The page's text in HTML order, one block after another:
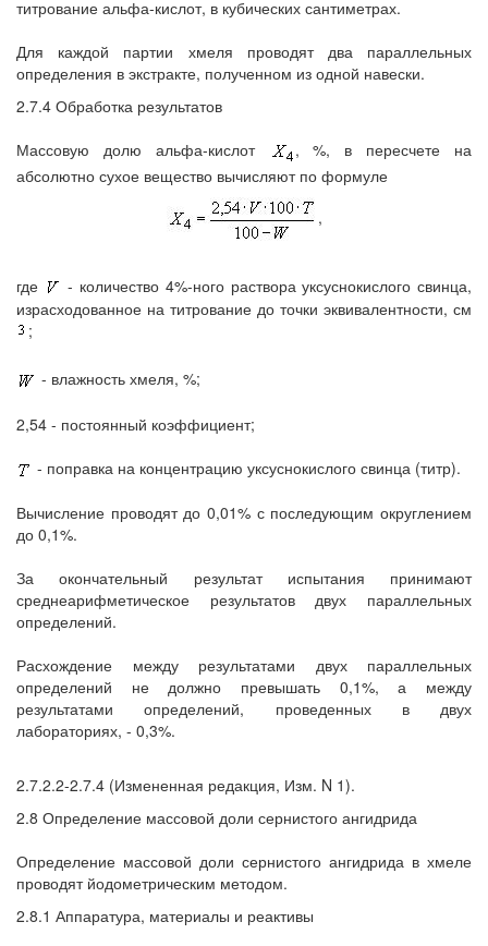
титрование альфа-кислот, в кубических сантиметрах.
Для каждой партии хмеля проводят два параллельных
определения в экстракте, полученном из одной навески.
2.7.4 Обработка результатов
Массовую долю альфа-кислот
, %, в пересчете на
абсолютно сухое вещество вычисляют по формуле
,
где
- количество 4%-ного раствора уксуснокислого свинца,
израсходованное на титрование до точки эквивалентности, см
;
- влажность хмеля, %;
2,54 - постоянный коэффициент;
- поправка на концентрацию уксуснокислого свинца (титр).
Вычисление проводят до 0,01% с последующим округлением
до 0,1%.
За окончательный результат испытания принимают
среднеарифметическое результатов двух параллельных
определений.
Расхождение между результатами двух параллельных
определений не должно превышать 0,1%, а между
результатами определений, проведенных в двух
лабораториях, - 0,3%.
2.7.2.2-2.7.4 (Измененная редакция, Изм. N 1).
2.8 Определение массовой доли сернистого ангидрида
Определение массовой доли сернистого ангидрида в хмеле
проводят йодометрическим методом.
2.8.1 Аппаратура, материалы и реактивы